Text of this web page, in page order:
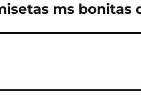
ms bonitas